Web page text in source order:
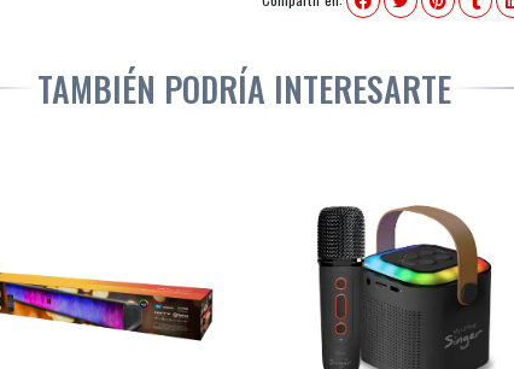
TAMBIÉN PODRÍA INTERESARTE